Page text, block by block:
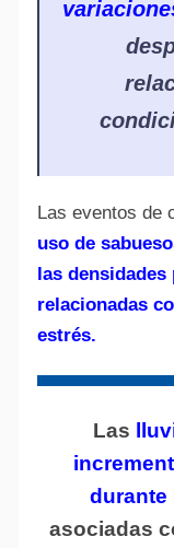
Las eventos de
uso de
las
relacionadas
estrés.
Las
durante
asociadas